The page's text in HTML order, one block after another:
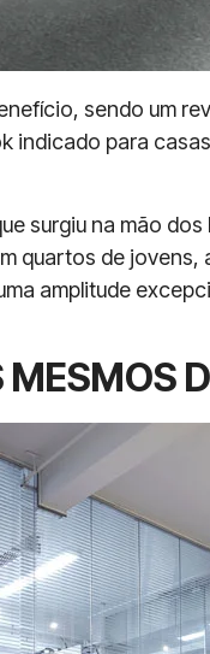
sendo um
indicado para
surgiu na mão
quartos de
amplitude